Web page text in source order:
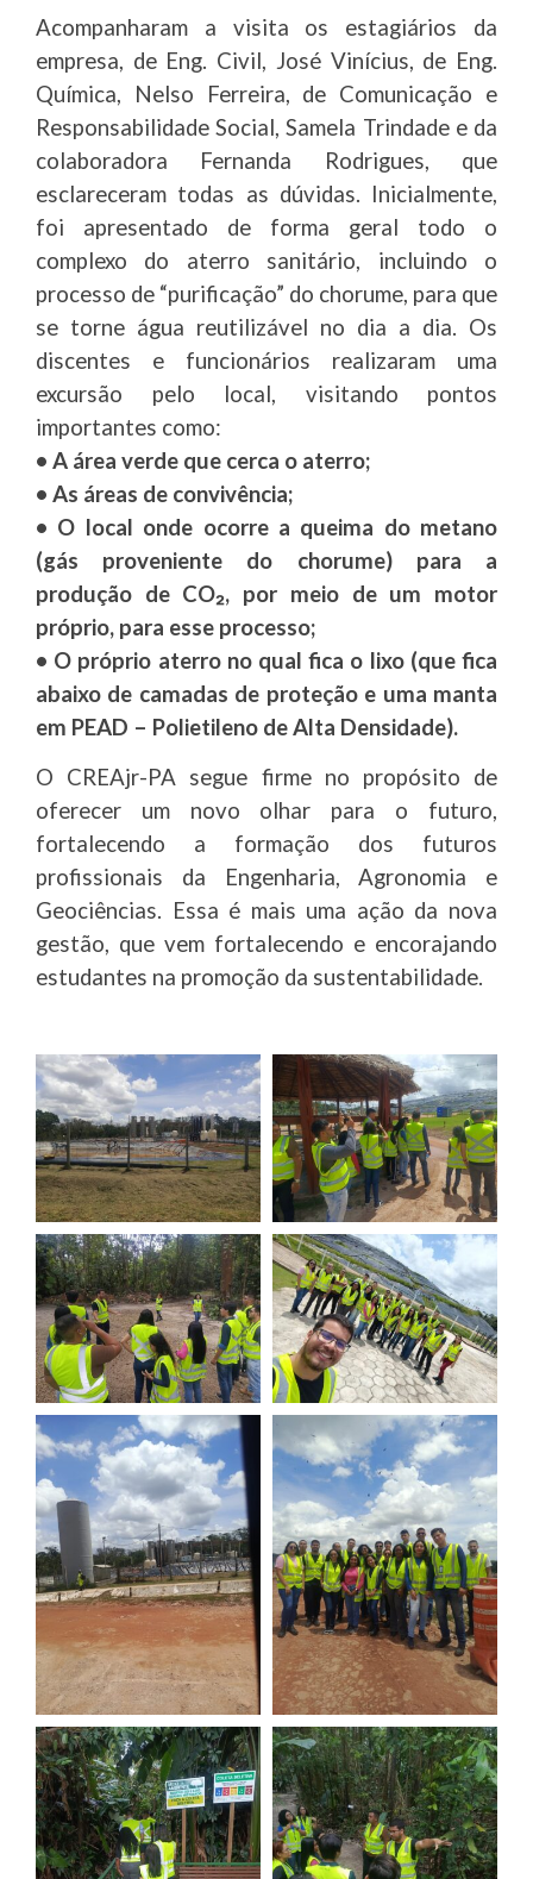
Acompanharam a visita os estagiários da
empresa, de Eng. Civil, José Vinícius, de Eng.
Química, Nelso Ferreira, de Comunicação e
Responsabilidade Social, Samela Trindade e da
colaboradora Fernanda Rodrigues, que
esclareceram todas as dúvidas. Inicialmente,
foi apresentado de forma geral todo o
complexo do aterro sanitário, incluindo o
processo de “purificação” do chorume, para que
se torne água reutilizável no dia a dia. Os
discentes e funcionários realizaram uma
excursão pelo local, visitando pontos
importantes como:
• A área verde que cerca o aterro;
• As áreas de convivência;
• O local onde ocorre a queima do metano
(gás proveniente do chorume) para a
produção de CO₂, por meio de um motor
próprio, para esse processo;
• O próprio aterro no qual fica o lixo (que fica
abaixo de camadas de proteção e uma manta
em PEAD – Polietileno de Alta Densidade).
O CREAjr-PA segue firme no propósito de
oferecer um novo olhar para o futuro,
fortalecendo a formação dos futuros
profissionais da Engenharia, Agronomia e
Geociências. Essa é mais uma ação da nova
gestão, que vem fortalecendo e encorajando
estudantes na promoção da sustentabilidade.